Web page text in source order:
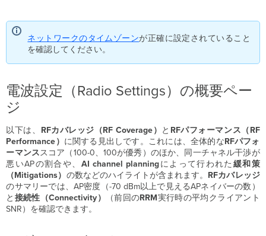
ネットワークのタイムゾーンが正確に設定されていること
を確認してください。
電波設定（Radio Settings）の概要ペー
ジ
以下は、 RFカバレッジ（RF Coverage） と RFパフォーマンス（RF
Performance） に関する見出しです。これには、全体的なRFパフォ
ーマンススコア（100-0、100が優秀）のほか、同一チャネル干渉が
悪いAPの割合や、 AI channel planningによって行われた 緩和策
（Mitigations） の数などのハイライトが含まれます。 RFカバレッジ
のサマリーでは、AP密度（-70 dBm以上で見えるAPネイバーの数）
と 接続性（Connectivity） （前回のRRM実行時の平均クライアント
SNR）を確認できます。